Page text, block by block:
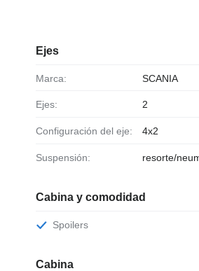
Ejes
Marca: SCANIA
Ejes: 2
Configuración del eje: 4x2
Suspensión: resorte/
Cabina y comodidad
Spoilers
Cabina